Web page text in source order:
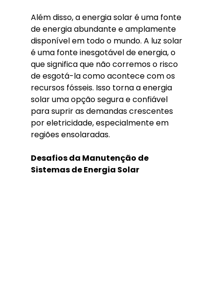
Além disso, a energia solar é uma fonte
de energia abundante e amplamente
disponível em todo o mundo. A luz solar
é uma fonte inesgotável de energia, o
que significa que não corremos o risco
de esgotá-la como acontece com os
recursos fósseis. Isso torna a energia
solar uma opção segura e confiável
para suprir as demandas crescentes
por eletricidade, especialmente em
regiões ensolaradas.
Desafios da Manutenção de
Sistemas de Energia Solar